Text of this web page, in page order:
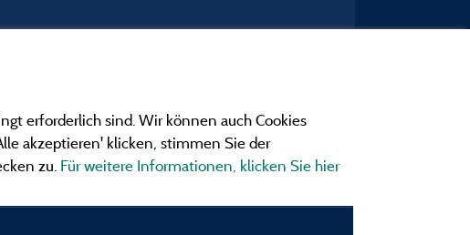
erforderlich sind. Wir können auch Cookies
akzeptieren' klicken, stimmen Sie der
zu. Für weitere Informationen, klicken Sie hier